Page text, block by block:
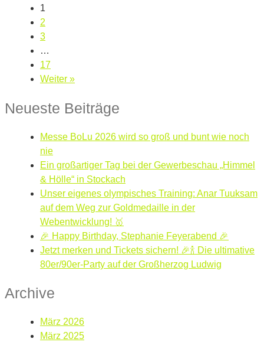
1
2
3
…
17
Weiter »
Neueste Beiträge
Messe BoLu 2026 wird so groß und bunt wie noch
nie
Ein großartiger Tag bei der Gewerbeschau „Himmel
& Hölle“ in Stockach
Unser eigenes olympisches Training: Anar Tuuksam
auf dem Weg zur Goldmedaille in der
Webentwicklung! 🥇
🎉 Happy Birthday, Stephanie Feyerabend 🎉
Jetzt merken und Tickets sichern! 🎉🍾 Die ultimative
80er/90er-Party auf der Großherzog Ludwig
Archive
März 2026
März 2025